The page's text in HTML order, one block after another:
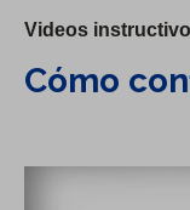
Videos
Cómo
Cómo explorar su cuenta en línea